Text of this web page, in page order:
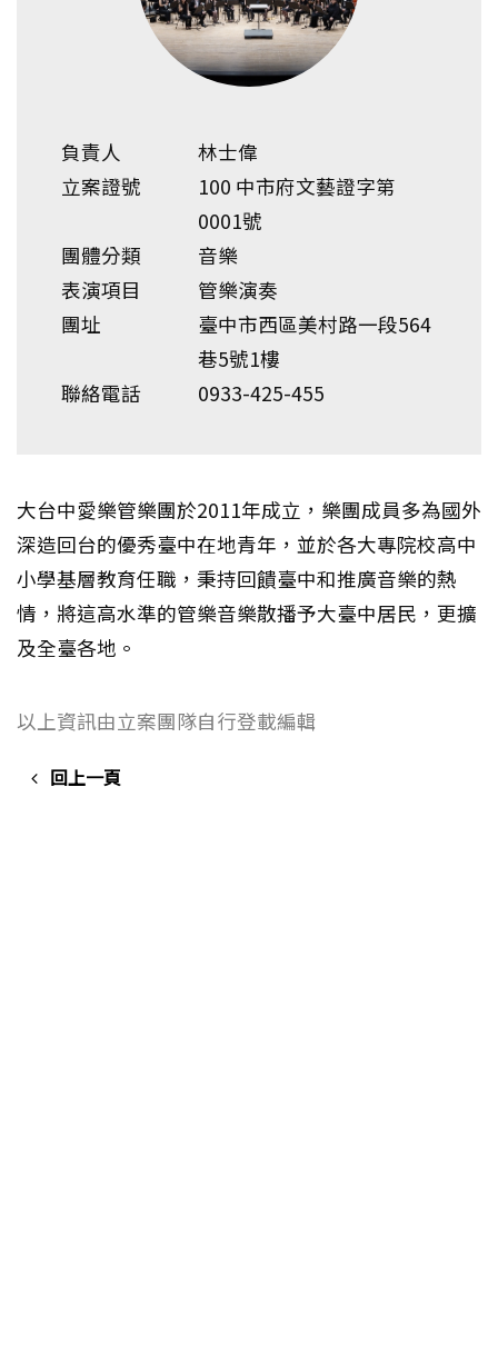
負責人
林士偉
立案證號
100 中市府文藝證字第
0001號
團體分類
音樂
表演項目
管樂演奏
團址
臺中市西區美村路一段564
巷5號1樓
聯絡電話
0933-425-455
大台中愛樂管樂團於2011年成立，樂團成員多為國外
深造回台的優秀臺中在地青年，並於各大專院校高中
小學基層教育任職，秉持回饋臺中和推廣音樂的熱
情，將這高水準的管樂音樂散播予大臺中居民，更擴
及全臺各地。
以上資訊由立案團隊自行登載編輯
回上一頁